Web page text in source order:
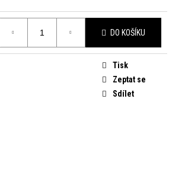
DO KOŠÍKU
Tisk
Zeptat se
Sdílet